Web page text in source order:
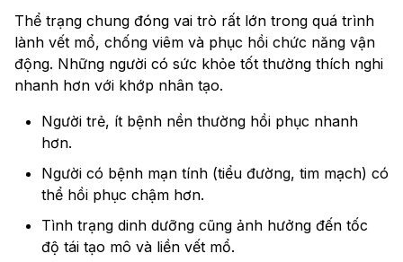
Thể trạng chung đóng vai trò rất lớn trong quá trình
lành vết mổ, chống viêm và phục hồi chức năng vận
động. Những người có sức khỏe tốt thường thích nghi
nhanh hơn với khớp nhân tạo.
Người trẻ, ít bệnh nền thường hồi phục nhanh
hơn.
Người có bệnh mạn tính (tiểu đường, tim mạch) có
thể hồi phục chậm hơn.
Tình trạng dinh dưỡng cũng ảnh hưởng đến tốc
độ tái tạo mô và liền vết mổ.